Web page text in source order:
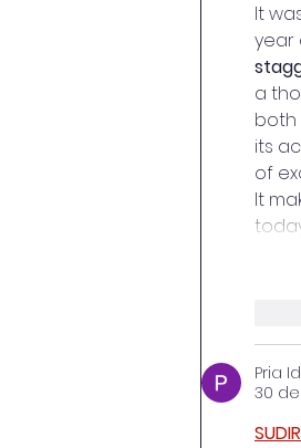
pelas
It
year
a
both
its
of
It
Pria
30